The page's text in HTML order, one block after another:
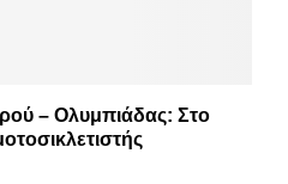
– Ολυμπιάδας: Στο